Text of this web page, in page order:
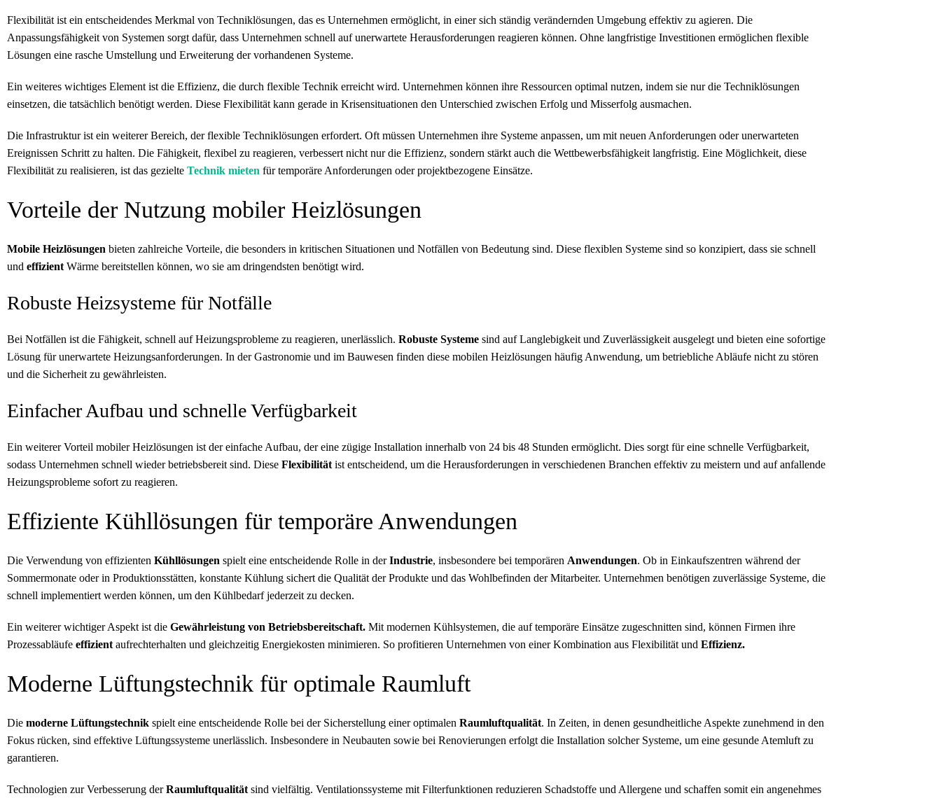
Flexibilität ist ein entscheidendes Merkmal von Techniklösungen, das es Unternehmen ermöglicht, in einer sich ständig verändernden Umgebung effektiv zu agieren. Die
Anpassungsfähigkeit von Systemen sorgt dafür, dass Unternehmen schnell auf unerwartete Herausforderungen reagieren können. Ohne langfristige Investitionen ermöglichen flexible
Lösungen eine rasche Umstellung und Erweiterung der vorhandenen Systeme.
Ein weiteres wichtiges Element ist die Effizienz, die durch flexible Technik erreicht wird. Unternehmen können ihre Ressourcen optimal nutzen, indem sie nur die Techniklösungen
einsetzen, die tatsächlich benötigt werden. Diese Flexibilität kann gerade in Krisensituationen den Unterschied zwischen Erfolg und Misserfolg ausmachen.
Die Infrastruktur ist ein weiterer Bereich, der flexible Techniklösungen erfordert. Oft müssen Unternehmen ihre Systeme anpassen, um mit neuen Anforderungen oder unerwarteten
Ereignissen Schritt zu halten. Die Fähigkeit, flexibel zu reagieren, verbessert nicht nur die Effizienz, sondern stärkt auch die Wettbewerbsfähigkeit langfristig. Eine Möglichkeit, diese
Flexibilität zu realisieren, ist das gezielte Technik mieten für temporäre Anforderungen oder projektbezogene Einsätze.
Vorteile der Nutzung mobiler Heizlösungen
Mobile Heizlösungen bieten zahlreiche Vorteile, die besonders in kritischen Situationen und Notfällen von Bedeutung sind. Diese flexiblen Systeme sind so konzipiert, dass sie schnell
und effizient Wärme bereitstellen können, wo sie am dringendsten benötigt wird.
Robuste Heizsysteme für Notfälle
Bei Notfällen ist die Fähigkeit, schnell auf Heizungsprobleme zu reagieren, unerlässlich. Robuste Systeme sind auf Langlebigkeit und Zuverlässigkeit ausgelegt und bieten eine sofortige
Lösung für unerwartete Heizungsanforderungen. In der Gastronomie und im Bauwesen finden diese mobilen Heizlösungen häufig Anwendung, um betriebliche Abläufe nicht zu stören
und die Sicherheit zu gewährleisten.
Einfacher Aufbau und schnelle Verfügbarkeit
Ein weiterer Vorteil mobiler Heizlösungen ist der einfache Aufbau, der eine zügige Installation innerhalb von 24 bis 48 Stunden ermöglicht. Dies sorgt für eine schnelle Verfügbarkeit,
sodass Unternehmen schnell wieder betriebsbereit sind. Diese Flexibilität ist entscheidend, um die Herausforderungen in verschiedenen Branchen effektiv zu meistern und auf anfallende
Heizungsprobleme sofort zu reagieren.
Effiziente Kühllösungen für temporäre Anwendungen
Die Verwendung von effizienten Kühllösungen spielt eine entscheidende Rolle in derIndustrie, insbesondere bei temporären Anwendungen. Ob in Einkaufszentren während der
Sommermonate oder in Produktionsstätten, konstante Kühlung sichert die Qualität der Produkte und das Wohlbefinden der Mitarbeiter. Unternehmen benötigen zuverlässige Systeme, die
schnell implementiert werden können, um den Kühlbedarf jederzeit zu decken.
Ein weiterer wichtiger Aspekt ist die Gewährleistung von Betriebsbereitschaft. Mit modernen Kühlsystemen, die auf temporäre Einsätze zugeschnitten sind, können Firmen ihre
Prozessabläufe effizient aufrechterhalten und gleichzeitig Energiekosten minimieren. So profitieren Unternehmen von einer Kombination aus Flexibilität und Effizienz.
Moderne Lüftungstechnik für optimale Raumluft
Die moderne Lüftungstechnik spielt eine entscheidende Rolle bei der Sicherstellung einer optimalen Raumluftqualität. In Zeiten, in denen gesundheitliche Aspekte zunehmend in den
Fokus rücken, sind effektive Lüftungssysteme unerlässlich. Insbesondere in Neubauten sowie bei Renovierungen erfolgt die Installation solcher Systeme, um eine gesunde Atemluft zu
garantieren.
Technologien zur Verbesserung derRaumluftqualität sind vielfältig. Ventilationssysteme mit Filterfunktionen reduzieren Schadstoffe und Allergene und schaffen somit ein angenehmes